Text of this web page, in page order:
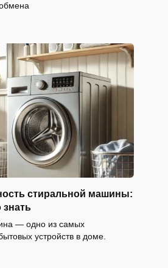
стиральной машины:
знать
— одно из самых
устройств в доме.